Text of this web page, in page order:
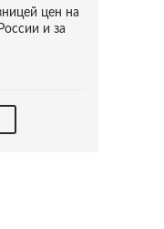
цен на
и за